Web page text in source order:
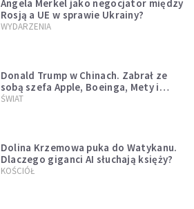
Angela Merkel jako negocjator między
Rosją a UE w sprawie Ukrainy?
WYDARZENIA
Donald Trump w Chinach. Zabrał ze
sobą szefa Apple, Boeinga, Mety i
Muska
ŚWIAT
Dolina Krzemowa puka do Watykanu.
Dlaczego giganci AI słuchają księży?
KOŚCIÓŁ